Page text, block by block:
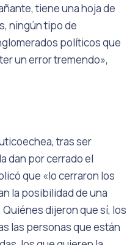
tiene una hoja de
ningún tipo de
políticos que
un error tremendo»,
tras ser
dan por cerrado el
que «lo cerraron los
la posibilidad de una
dijeron que sí, los
las personas que están